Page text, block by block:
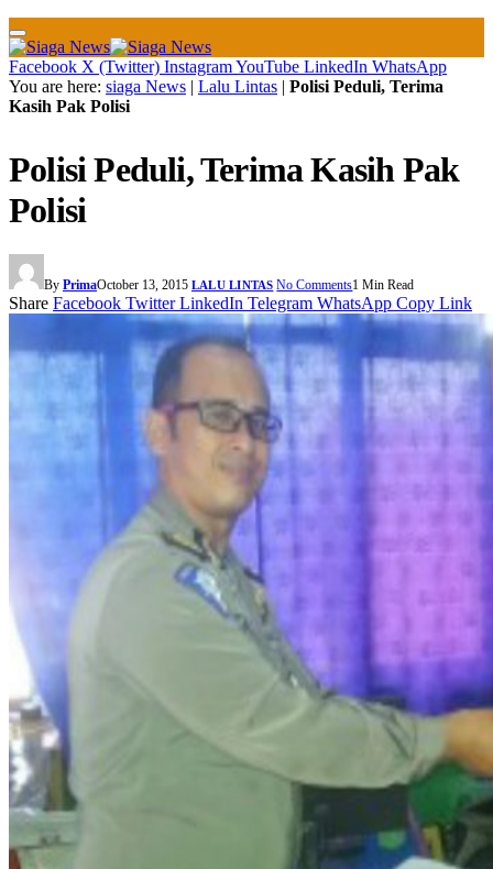
Facebook X (Twitter) InstagramYouTube LinkedIn WhatsApp
You are here: siaga News | Lalu Lintas | Polisi Peduli, Terima
Kasih Pak Polisi
Polisi Peduli, Terima Kasih Pak
Polisi
By PrimaOctober 13, 2015 LALU LINTAS No Comments1 Min Read
Share Facebook Twitter LinkedIn Telegram WhatsApp Copy Link